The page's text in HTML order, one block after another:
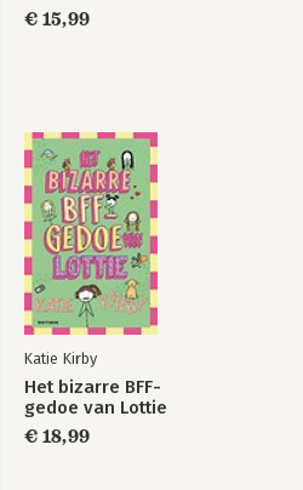
€ 15,99
Katie Kirby
Het bizarre BFF-
gedoe van Lottie
€ 18,99